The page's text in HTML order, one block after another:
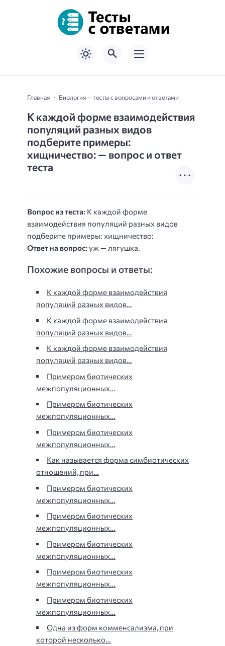
Главная Биология — тесты с вопросами и ответами
К каждой форме взаимодействия
популяций разных видов
подберите примеры:
хищничество: — вопрос и ответ
теста
Вопрос из теста: К каждой форме
взаимодействия популяций разных видов
подберите примеры: хищничество:
Ответ на вопрос: уж — лягушка.
Похожие вопросы и ответы:
К каждой форме взаимодействия
популяций разных видов…
К каждой форме взаимодействия
популяций разных видов…
К каждой форме взаимодействия
популяций разных видов…
Примером биотических
межпопуляционных…
Примером биотических
межпопуляционных…
Примером биотических
межпопуляционных…
Как называется форма симбиотических
отношений, при…
Примером биотических
межпопуляционных…
Примером биотических
межпопуляционных…
Примером биотических
межпопуляционных…
Примером биотических
межпопуляционных…
Примером биотических
межпопуляционных…
Одна из форм комменсализма, при
которой несколько…